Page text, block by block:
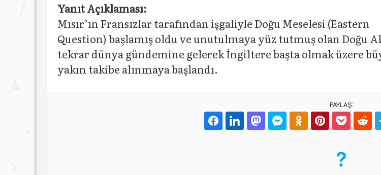
Yanıt Açıklaması:
Mısır’ın Fransızlar tarafından işgaliyle Doğu Meselesi (Eastern
Question) başlamış oldu ve unutulmaya yüz tutmuş olan Doğu
tekrar dünya gündemine gelerek İngiltere başta olmak üzere
yakın takibe alınmaya başlandı.
PAYLAŞ: